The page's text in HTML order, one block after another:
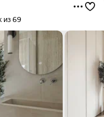
из 69